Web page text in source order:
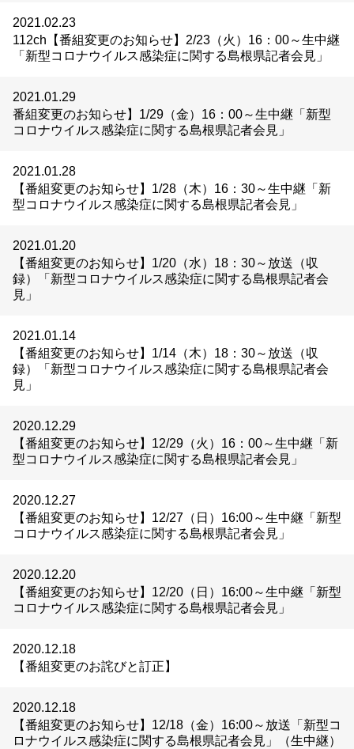
2021.02.23
112ch【番組変更のお知らせ】2/23（火）16：00～生中継
「新型コロナウイルス感染症に関する島根県記者会見」
2021.01.29
番組変更のお知らせ】1/29（金）16：00～生中継「新型
コロナウイルス感染症に関する島根県記者会見」
2021.01.28
【番組変更のお知らせ】1/28（木）16：30～生中継「新
型コロナウイルス感染症に関する島根県記者会見」
2021.01.20
【番組変更のお知らせ】1/20（水）18：30～放送（収
録）「新型コロナウイルス感染症に関する島根県記者会
見」
2021.01.14
【番組変更のお知らせ】1/14（木）18：30～放送（収
録）「新型コロナウイルス感染症に関する島根県記者会
見」
2020.12.29
【番組変更のお知らせ】12/29（火）16：00～生中継「新
型コロナウイルス感染症に関する島根県記者会見」
2020.12.27
【番組変更のお知らせ】12/27（日）16:00～生中継「新型
コロナウイルス感染症に関する島根県記者会見」
2020.12.20
【番組変更のお知らせ】12/20（日）16:00～生中継「新型
コロナウイルス感染症に関する島根県記者会見」
2020.12.18
【番組変更のお詫びと訂正】
2020.12.18
【番組変更のお知らせ】12/18（金）16:00～放送「新型コ
ロナウイルス感染症に関する島根県記者会見」（生中継）